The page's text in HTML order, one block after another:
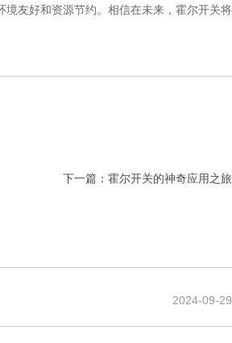
友好和资源节约。相信在未来，霍尔开关将
下一篇： 霍尔开关的神奇应用之旅
2024-09-29